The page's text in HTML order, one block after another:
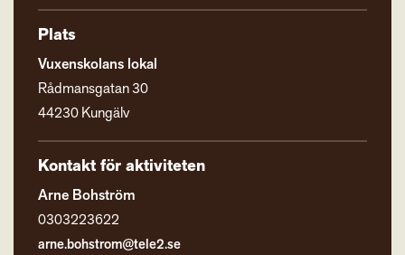
Plats
Vuxenskolans lokal
Rådmansgatan 30
44230 Kungälv
Kontakt för aktiviteten
Arne Bohström
0303223622
arne.bohstrom@tele2.se